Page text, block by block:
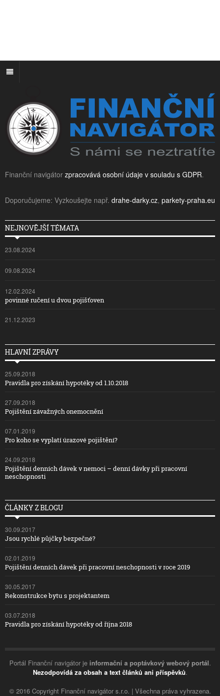
Finanční navigátor zpracovává osobní údaje v souladu s GDPR.
Doporučujeme: Vyzkoušejte např. drahe-darky.cz, parkety-praha.eu
NEJNOVĚJŠÍ TÉMATA
23.08.2024
09.08.2024
12.02.2024
povinné ručení u dvou pojišťoven
21.12.2023
HLAVNÍ ZPRÁVY
25.09.2018
Pravidla pro získání hypotéky od 1.10.2018
27.09.2018
Pojištění závažných onemocnění
07.01.2019
Pro koho se vyplatí úrazové pojištění?
24.09.2018
Pojištění denních dávek v nemoci – denní dávky při pracovní
neschopnosti
ČLÁNKY Z BLOGU
30.09.2017
Jsou rychlé půjčky bezpečné?
02.01.2019
Pojištění denních dávek při pracovní neschopnosti v roce 2019
30.05.2017
Rekonstrukce bytu s projektantem
03.07.2018
Pravidla pro získání hypotéky od října 2018
Portál Finanční navigátor je informační a poptávkový webový portál.
Nezodpovídá za obsah a text článků ani příspěvků.
© 2016 Copyright Finanční navigátor s.r.o. | Všechna práva vyhrazena.